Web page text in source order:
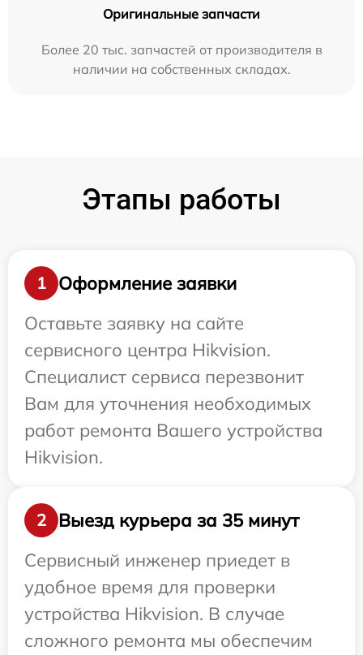
Оригинальные запчасти
Более 20 тыс. запчастей от производителя в
наличии на собственных складах.
Этапы работы
1
Оформление заявки
Оставьте заявку на сайте
сервисного центра Hikvision.
Специалист сервиса перезвонит
Вам для уточнения необходимых
работ ремонта Вашего устройства
Hikvision.
2
Выезд курьера за 35 минут
Сервисный инженер приедет в
удобное время для проверки
устройства Hikvision. В случае
сложного ремонта мы обеспечим